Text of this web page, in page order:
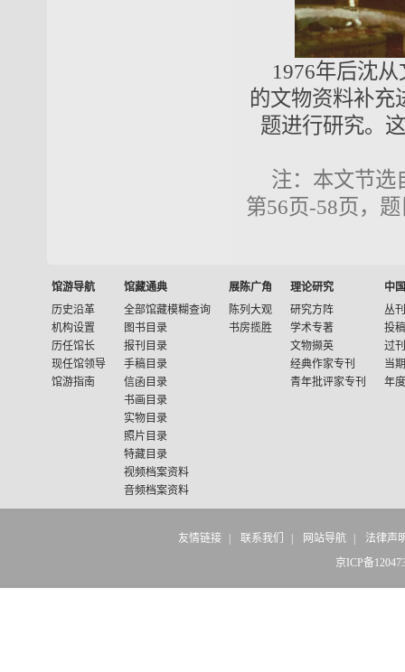
1976年后沈
的文物资料补充
题进行研究。
注：本文节选
第56页-58页，
馆游导航
历史沿革
机构设置
历任馆长
现任馆领导
馆游指南
馆藏通典
全部馆藏模糊查询
图书目录
报刊目录
手稿目录
信函目录
书画目录
实物目录
照片目录
特藏目录
视频档案资料
音频档案资料
展陈广角
陈列大观
书房揽胜
理论研究
研究方阵
学术专著
文物撷英
经典作家专刊
青年批评家专刊
中
丛
投
过
当
年
友情链接 联系我们 网站导航
法律声
京ICP备